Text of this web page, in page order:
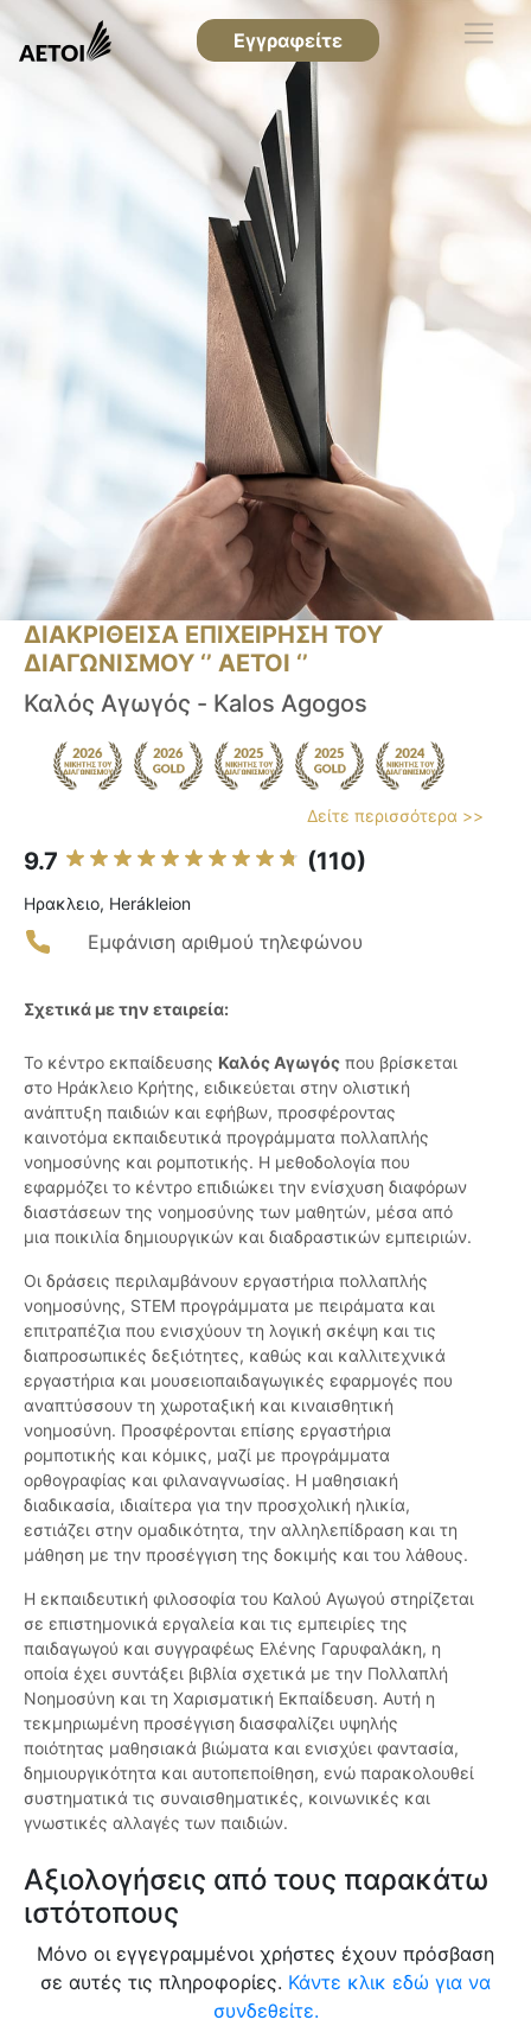
Εγγραφείτε
ΔΙΑΚΡΙΘΕΙΣΑ ΕΠΙΧΕΙΡΗΣΗ ΤΟΥ
ΔΙΑΓΩΝΙΣΜΟΥ ‘’ ΑΕΤΟΙ ‘’
Καλός Αγωγός - Kalos Agogos
Δείτε περισσότερα >>
9.7 (110)
Ηρακλειο, Herákleion
Εμφάνιση αριθμού τηλεφώνου
Σχετικά με την εταιρεία:
Το κέντρο εκπαίδευσης Καλός Αγωγός που βρίσκεται
στο Ηράκλειο Κρήτης, ειδικεύεται στην ολιστική
ανάπτυξη παιδιών και εφήβων, προσφέροντας
καινοτόμα εκπαιδευτικά προγράμματα πολλαπλής
νοημοσύνης και ρομποτικής. Η μεθοδολογία που
εφαρμόζει το κέντρο επιδιώκει την ενίσχυση διαφόρων
διαστάσεων της νοημοσύνης των μαθητών, μέσα από
μια ποικιλία δημιουργικών και διαδραστικών εμπειριών.
Οι δράσεις περιλαμβάνουν εργαστήρια πολλαπλής
νοημοσύνης, STEM προγράμματα με πειράματα και
επιτραπέζια που ενισχύουν τη λογική σκέψη και τις
διαπροσωπικές δεξιότητες, καθώς και καλλιτεχνικά
εργαστήρια και μουσειοπαιδαγωγικές εφαρμογές που
αναπτύσσουν τη χωροταξική και κιναισθητική
νοημοσύνη. Προσφέρονται επίσης εργαστήρια
ρομποτικής και κόμικς, μαζί με προγράμματα
ορθογραφίας και φιλαναγνωσίας. Η μαθησιακή
διαδικασία, ιδιαίτερα για την προσχολική ηλικία,
εστιάζει στην ομαδικότητα, την αλληλεπίδραση και τη
μάθηση με την προσέγγιση της δοκιμής και του λάθους.
Η εκπαιδευτική φιλοσοφία του Καλού Αγωγού στηρίζεται
σε επιστημονικά εργαλεία και τις εμπειρίες της
παιδαγωγού και συγγραφέως Ελένης Γαρυφαλάκη, η
οποία έχει συντάξει βιβλία σχετικά με την Πολλαπλή
Νοημοσύνη και τη Χαρισματική Εκπαίδευση. Αυτή η
τεκμηριωμένη προσέγγιση διασφαλίζει υψηλής
ποιότητας μαθησιακά βιώματα και ενισχύει φαντασία,
δημιουργικότητα και αυτοπεποίθηση, ενώ παρακολουθεί
συστηματικά τις συναισθηματικές, κοινωνικές και
γνωστικές αλλαγές των παιδιών.
Αξιολογήσεις από τους παρακάτω
ιστότοπους
Μόνο οι εγγεγραμμένοι χρήστες έχουν πρόσβαση
σε αυτές τις πληροφορίες. Κάντε κλικ εδώ για να
συνδεθείτε.